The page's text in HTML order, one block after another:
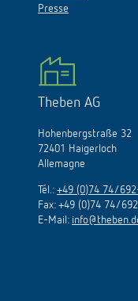
Presse
Theben AG
Hohenbergstraße 32
72401 Haigerloch
Allemagne
Tél.: +49 (0)74 74/
Fax: +49 (0)74 74/
E-Mail: